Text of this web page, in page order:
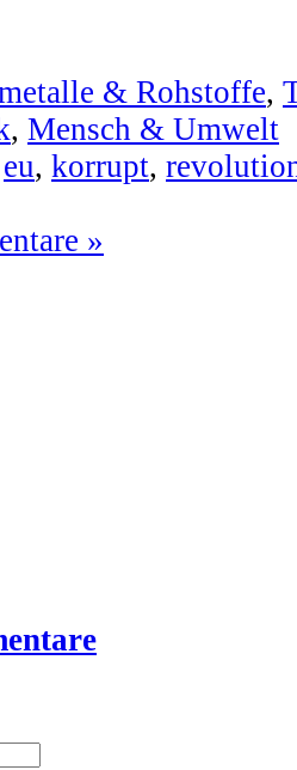
& Rohstoffe,
, Mensch & Umwelt
eu, korrupt,
»